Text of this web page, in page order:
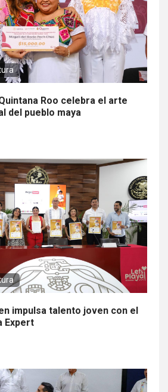
Roo celebra el arte
del pueblo maya
impulsa talento joven con el
Expert